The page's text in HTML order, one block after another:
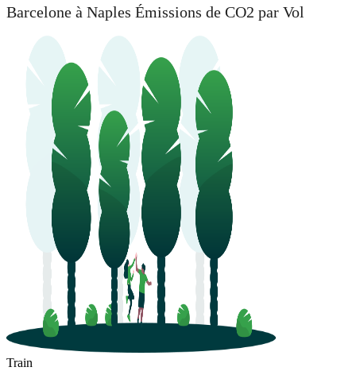
Barcelone à Naples Émissions de CO2 par Vol
Train